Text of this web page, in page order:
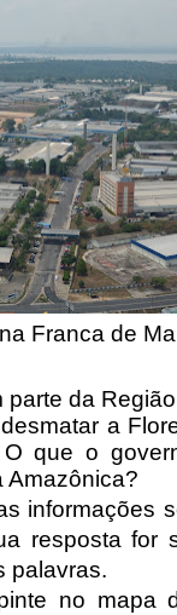
Franca de
da
a
que o
Amazônica?
informações
resposta for
palavras.
no mapa